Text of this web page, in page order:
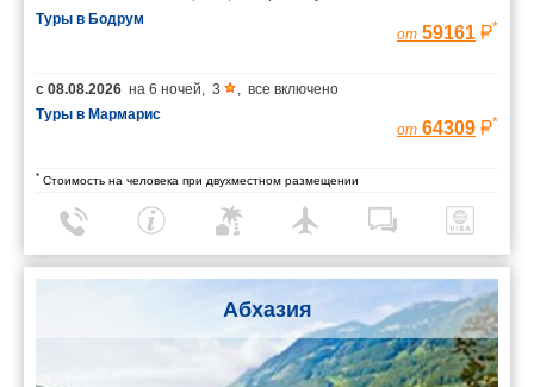
Туры в Бодрум
от 59161 *
с 08.08.2026 на 6 ночей, 3 , все включено
Туры в Мармарис
от 64309 *
* Стоимость на человека при двухместном размещении
Абхазия